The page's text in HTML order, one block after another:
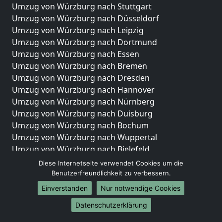
Umzug von Würzburg nach Stuttgart
Umzug von Würzburg nach Düsseldorf
Umzug von Würzburg nach Leipzig
Umzug von Würzburg nach Dortmund
Umzug von Würzburg nach Essen
Umzug von Würzburg nach Bremen
Umzug von Würzburg nach Dresden
Umzug von Würzburg nach Hannover
Umzug von Würzburg nach Nürnberg
Umzug von Würzburg nach Duisburg
Umzug von Würzburg nach Bochum
Umzug von Würzburg nach Wuppertal
Umzug von Würzburg nach Bielefeld
Umzug von Würzburg nach Bonn
Umzug von Würzburg nach Münster
Internationale-Umzüge
Umzug von Würzburg nach Brasilien
Diese Internetseite verwendet Cookies um die
Benutzerfreundlichkeit zu verbessern.
Einverstanden
Nur notwendige Cookies
Datenschutzerklärung